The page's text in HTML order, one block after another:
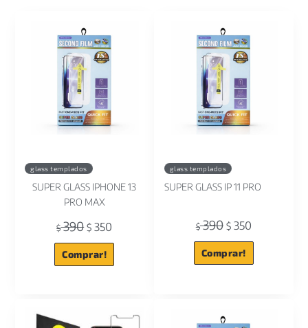
glass templados
SUPER GLASS IPHONE 13
PRO MAX
$390 $ 350
Comprar!
glass templados
SUPER GLASS IP 11 PRO
$390 $350
Comprar!